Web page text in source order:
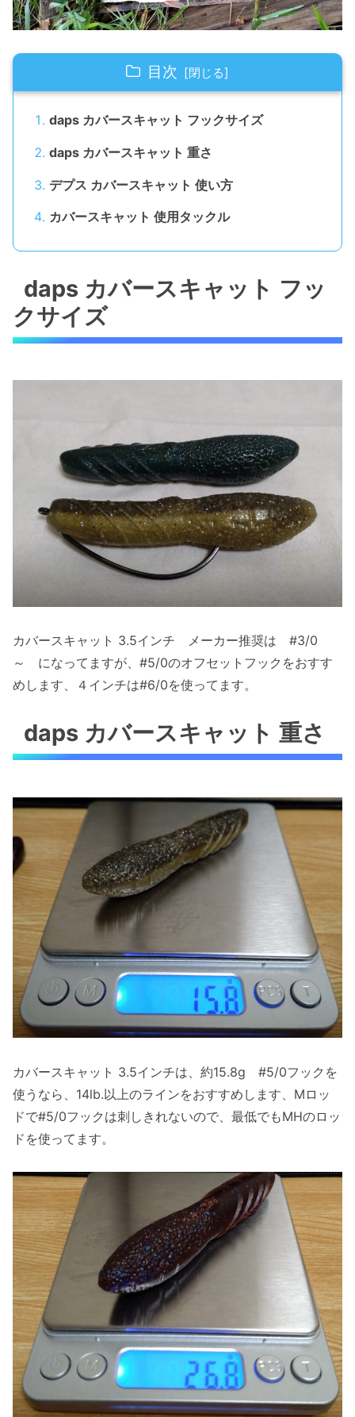
目次
daps カバースキャット フックサイズ
daps カバースキャット 重さ
デプス カバースキャット 使い方
カバースキャット 使用タックル
daps カバースキャット フッ
クサイズ
カバースキャット 3.5インチ メーカー推奨は #3/0
～ になってますが、#5/0のオフセットフックをおすす
めします、４インチは#6/0を使ってます。
daps カバースキャット 重さ
カバースキャット 3.5インチは、約15.8g #5/0フックを
使うなら、14lb.以上のラインをおすすめします、Mロッ
ドで#5/0フックは刺しきれないので、最低でもMHのロッ
ドを使ってます。